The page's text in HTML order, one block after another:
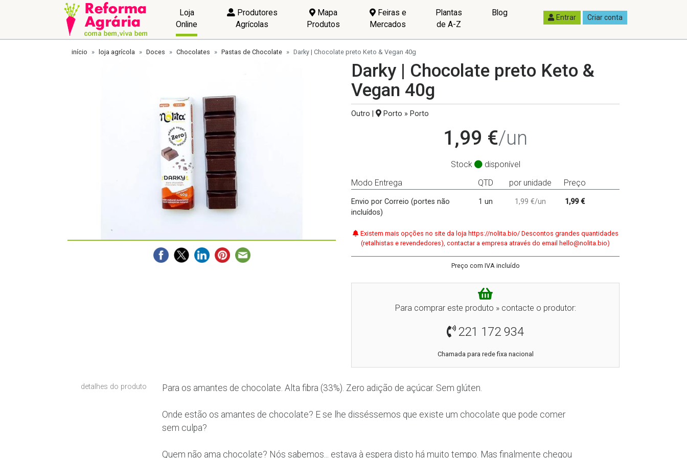
Loja
Online
Produtores
Agrícolas
Mapa
Produtos
Feiras e
Mercados
Plantas
de A-Z
Blog Entrar Criar conta
início loja agrícola Doces Chocolates Pastas de Chocolate Darky | Chocolate preto Keto & Vegan 40g
Darky | Chocolate preto Keto &
Vegan 40g
Outro | Porto » Porto
1,99 €/un
Stock
disponível
Modo Entrega
QTD por unidade Preço
Envio por Correio (portes não
incluídos)
1 un 1,99 €/un 1,99 €
Existem mais opções no site da loja https://nolita.bio/ Descontos grandes quantidades
(retalhistas e revendedores), contactar a empresa através do email hello@nolita.bio)
Preço com IVA incluído
Para comprar este produto » contacte o produtor:
221 172 934
Chamada para rede fixa nacional
detalhes do produto Para os amantes de chocolate. Alta fibra (33%). Zero adição de açúcar. Sem glúten.
Onde estão os amantes de chocolate? E se lhe disséssemos que existe um chocolate que pode comer
sem culpa?
Quem não ama chocolate? Nós sabemos... estava à espera disto há muito tempo. Mas finalmente chegou